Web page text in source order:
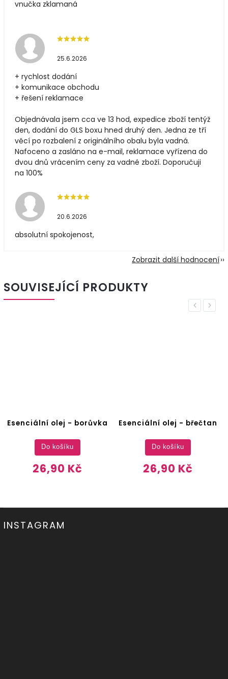
vnučka zklamaná
25.6.2026
+ rychlost dodání
+ komunikace obchodu
+ řešení reklamace
Objednávala jsem cca ve 13 hod, expedice zboží tentýž
den, dodání do GLS boxu hned druhý den. Jedna ze tří
věcí po rozbalení z originálního obalu byla vadná.
Nafoceno a zasláno na e-mail, reklamace vyřízena do
dvou dnů vrácením ceny za vadné zboží. Doporučuji
na 100%
20.6.2026
absolutní spokojenost,
Zobrazit další hodnocení
SOUVISEJÍCÍ PRODUKTY
Previous
Esenciální olej - borůvka
26,90 Kč
Do košíku
Esenciální olej - břečtan
26,90 Kč
Do košíku
Next
INSTAGRAM